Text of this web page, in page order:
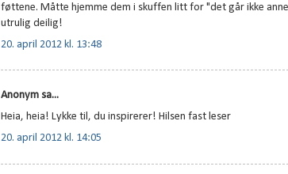
føttene. Måtte hjemme dem i skuffen litt for "det går ikke
utrulig deilig!
20. april 2012 kl. 13:48
Anonym sa...
Heia, heia! Lykke til, du inspirerer! Hilsen fast leser
20. april 2012 kl. 14:05